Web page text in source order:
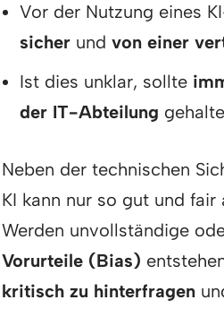
Vor der Nutzung eines
sicherund von einer
Ist dies unklar, sollte
der IT-Abteilung
Neben der technischen
KI kann nur so gut und
Werden unvollständige
Vorurteile (Bias)
kritisch zu hinterfragen